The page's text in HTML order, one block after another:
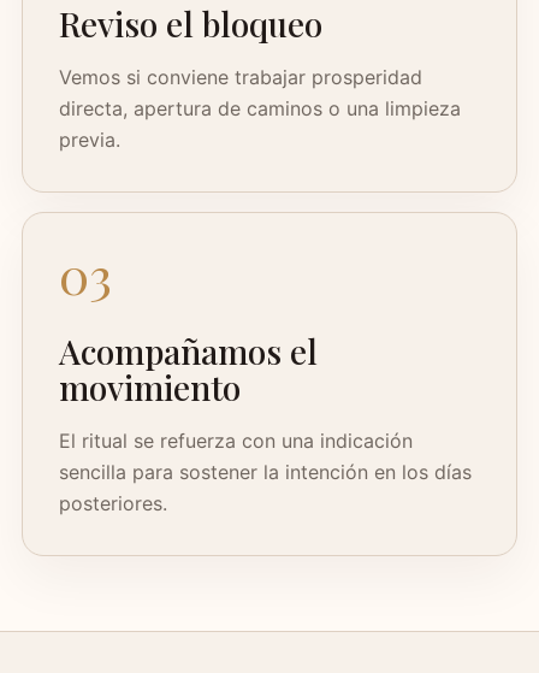
Reviso el bloqueo
Vemos si conviene trabajar prosperidad
directa, apertura de caminos o una limpieza
previa.
03
Acompañamos el
movimiento
El ritual se refuerza con una indicación
sencilla para sostener la intención en los días
posteriores.